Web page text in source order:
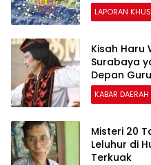
LAPORAN
Kisah Haru
Surabaya
Depan
KABAR DAERAH
Misteri 20
Leluhur di
Terkuak